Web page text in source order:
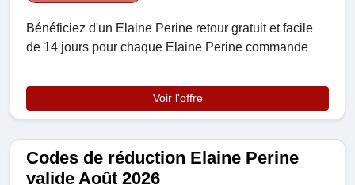
Bénéficiez d'un Elaine Perine retour gratuit et facile
de 14 jours pour chaque Elaine Perine commande
Voir l'offre
Codes de réduction Elaine Perine
valide Août 2026